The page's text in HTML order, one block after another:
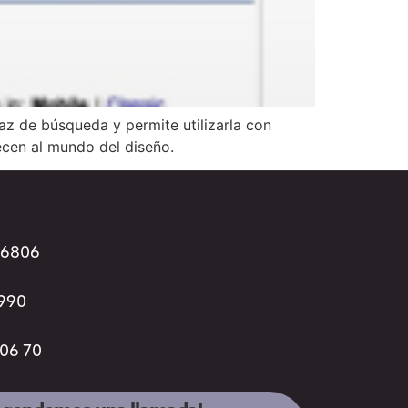
de búsqueda y permite utilizarla con
al mundo del diseño.
70